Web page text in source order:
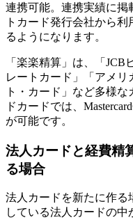
連携可能。連携実績に掲
トカード発行会社から
るようになります。
「楽楽精算」は、「
レートカード」「アメ
ト・カード」など多様
ドカードでは、
が可能です。
法人カードと経費精
る場合
法人カードを新たに作る
している法人カードの